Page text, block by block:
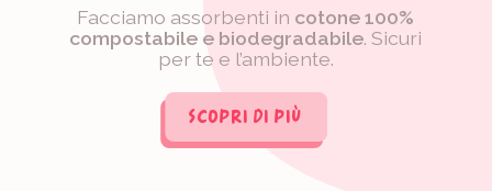
Facciamo assorbenti in cotone 100%
compostabile e biodegradabile. Sicuri
per te e l’ambiente.
Scopri di più